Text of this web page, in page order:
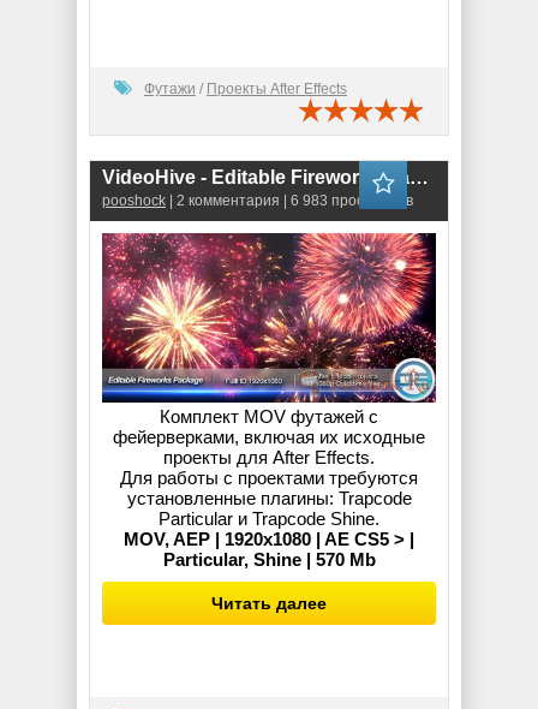
Футажи / Проекты After Effects
VideoHive - Editable Fireworks Package
pooshock | 2 комментария | 6 983 просмотров
Комплект MOV футажей с
фейерверками, включая их исходные
проекты для After Effects.
Для работы с проектами требуются
установленные плагины: Trapcode
Particular и Trapcode Shine.
MOV, AEP | 1920x1080 | AE CS5 > |
Particular, Shine | 570 Mb
Читать далее